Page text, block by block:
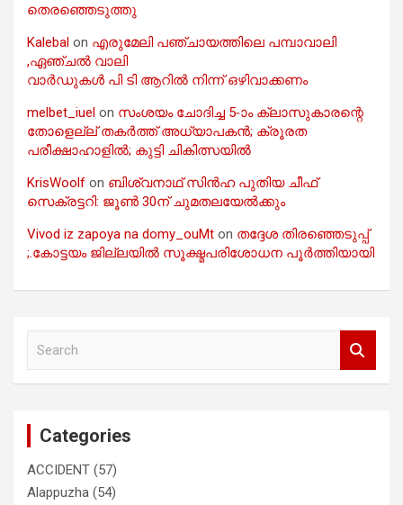
തെരഞ്ഞെടുത്തു
Kalebal on എരുമേലി പഞ്ചായത്തിലെ പമ്പാവാലി
,ഏഞ്ചൽ വാലി
വാർഡുകൾ പി ടി ആറിൽ നിന്ന് ഒഴിവാക്കണം
melbet_iuel on സംശയം ചോദിച്ച 5-ാം ക്ലാസുകാരന്റെ
തോളെല്ല് തകർത്ത് അധ്യാപകൻ; ക്രൂരത
പരീക്ഷാഹാളിൽ; കുട്ടി ചികിത്സയിൽ
KrisWoolf on ബിശ്വനാഥ് സിൻഹ പുതിയ ചീഫ്
സെക്രട്ടറി: ജൂൺ 30ന് ചുമതലയേൽക്കും
Vivod iz zapoya na domy_ouMt on തദ്ദേശ തിരഞ്ഞെടുപ്പ്
;.കോട്ടയം ജില്ലയിൽ സൂക്ഷ്മപരിശോധന പൂർത്തിയായി
Categories
ACCIDENT (57)
Alappuzha (54)